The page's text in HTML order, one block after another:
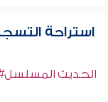
استراحة
الحديث